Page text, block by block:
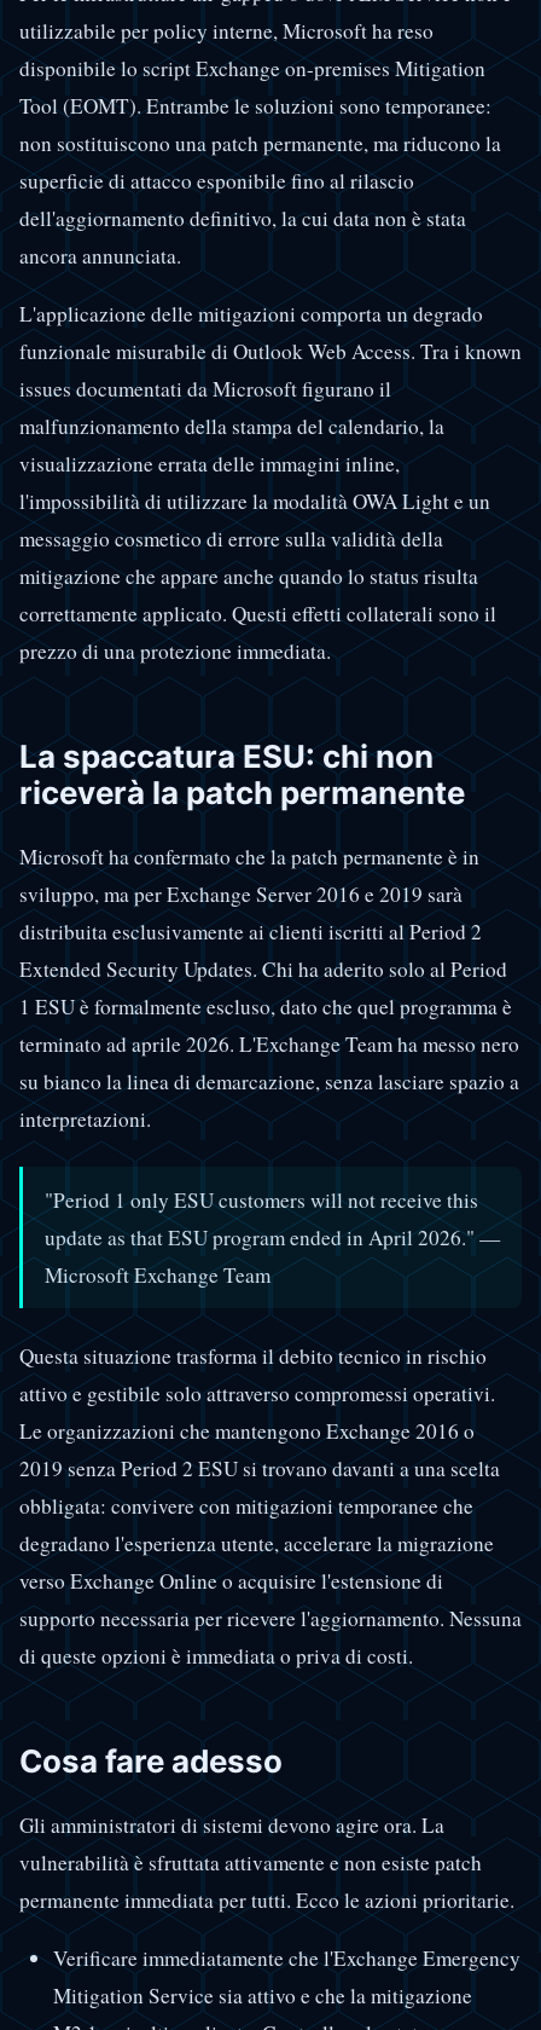
utilizzabile per policy interne, Microsoft ha reso
disponibile lo script Exchange on-premises Mitigation
Tool (EOMT). Entrambe le soluzioni sono temporanee:
non sostituiscono una patch permanente, ma riducono la
superficie di attacco esponibile fino al rilascio
dell'aggiornamento definitivo, la cui data non è stata
ancora annunciata.
L'applicazione delle mitigazioni comporta un degrado
funzionale misurabile di Outlook Web Access. Tra i known
issues documentati da Microsoft figurano il
malfunzionamento della stampa del calendario, la
visualizzazione errata delle immagini inline,
l'impossibilità di utilizzare la modalità OWA Light e un
messaggio cosmetico di errore sulla validità della
mitigazione che appare anche quando lo status risulta
correttamente applicato. Questi effetti collaterali sono il
prezzo di una protezione immediata.
La spaccatura ESU: chi non
riceverà la patch permanente
Microsoft ha confermato che la patch permanente è in
sviluppo, ma per Exchange Server 2016 e 2019 sarà
distribuita esclusivamente ai clienti iscritti al Period 2
Extended Security Updates. Chi ha aderito solo al Period
1 ESU è formalmente escluso, dato che quel programma è
terminato ad aprile 2026. L'Exchange Team ha messo nero
su bianco la linea di demarcazione, senza lasciare spazio a
interpretazioni.
"Period 1 only ESU customers will not receive this
update as that ESU program ended in April 2026." —
Microsoft Exchange Team
Questa situazione trasforma il debito tecnico in rischio
attivo e gestibile solo attraverso compromessi operativi.
Le organizzazioni che mantengono Exchange 2016 o
2019 senza Period 2 ESU si trovano davanti a una scelta
obbligata: convivere con mitigazioni temporanee che
degradano l'esperienza utente, accelerare la migrazione
verso Exchange Online o acquisire l'estensione di
supporto necessaria per ricevere l'aggiornamento. Nessuna
di queste opzioni è immediata o priva di costi.
Cosa fare adesso
Gli amministratori di sistemi devono agire ora. La
vulnerabilità è sfruttata attivamente e non esiste patch
permanente immediata per tutti. Ecco le azioni prioritarie.
Verificare immediatamente che l'Exchange Emergency
Mitigation Service sia attivo e che la mitigazione